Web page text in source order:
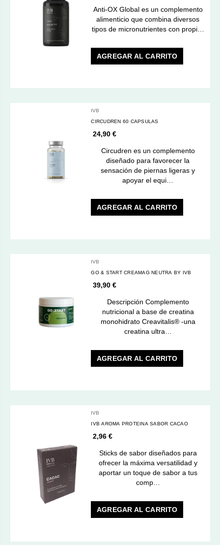
Anti-OX Global es un complemento
alimenticio que combina diversos
tipos de micronutrientes con propi…
AGREGAR AL CARRITO
IVB
CIRCUDREN 60 CAPSULAS
24,90 €
Circudren es un complemento
diseñado para favorecer la
sensación de piernas ligeras y
apoyar el equi…
AGREGAR AL CARRITO
IVB
GO & START CREAMAG NEUTRA BY IVB
39,90 €
Descripción Complemento
nutricional a base de creatina
monohidrato Creavitalis® -una
creatina ultra…
AGREGAR AL CARRITO
IVB
IVB AROMA PROTEINA SABOR CACAO
2,96 €
Sticks de sabor diseñados para
ofrecer la máxima versatilidad y
aportar un toque de sabor a tus
comp…
AGREGAR AL CARRITO